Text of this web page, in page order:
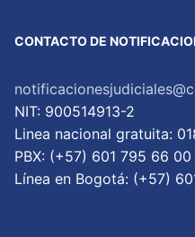
CONTACTO DE
NIT: 900514913-2
Linea nacional gratuita:
PBX: (+57) 601 795 66 00
Lí­nea en Bogotá: (+57)